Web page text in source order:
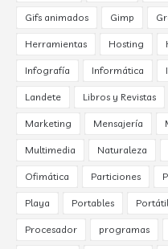
Gifs animados Gimp
Herramientas Hosting
Infografía Informática
Landete Libros y Revistas
Marketing Mensajería
Multimedia Naturaleza
Ofimática Particiones
Playa Portables
Procesador programas